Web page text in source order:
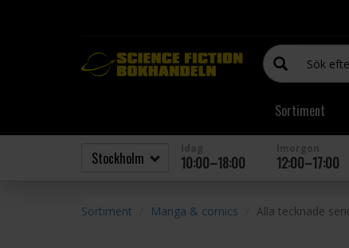
Sortiment
10:00–18:00 12:00–17:00
Sortiment Manga & comics Alla tecknade